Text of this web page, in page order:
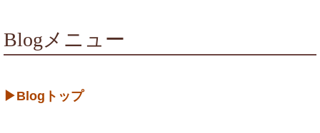
Blogメニュー
▶Blogトップ